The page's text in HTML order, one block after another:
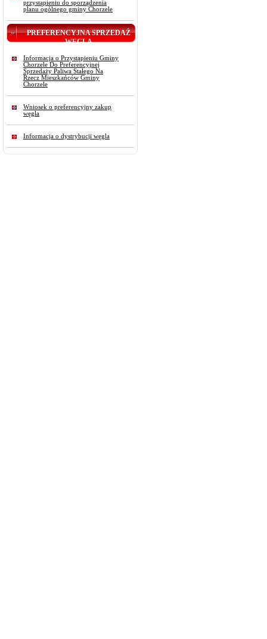
przystąpieniu do sporządzenia
planu ogólnego gminy Chorzele
PREFERENCYJNA SPRZEDAŻ
WĘGLA
Informacja o Przystąpieniu Gminy
Chorzele Do Preferencyjnej
Sprzedaży Paliwa Stałego Na
Rzecz Mieszkańców Gminy
Chorzele
Wniosek o preferencyjny zakup
węgla
Informacja o dystrybucji węgla